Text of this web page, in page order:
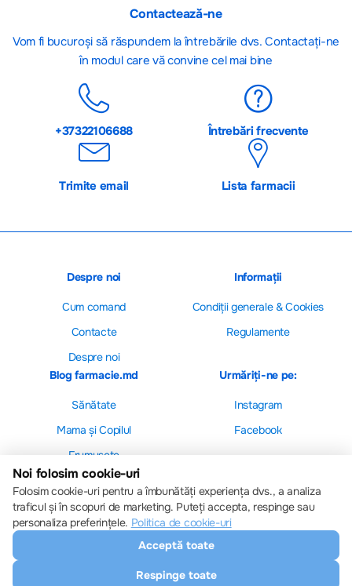
Contactează-ne
Vom fi bucuroși să răspundem la întrebările dvs. Contactați-ne
în modul care vă convine cel mai bine
+37322106688 Întrebări frecvente
Trimite email Lista farmacii
Despre noi
Cum comand
Contacte
Despre noi
Informații
Сondiții generale & Cookies
Regulamente
Blog farmacie.md
Sănătate
Mama și Copilul
Frumusețe
Urmăriți-ne pe:
Instagram
Facebook
Farmacie.md
Setări cookie-uri
Politica de cookie-uri
Noi folosim cookie-uri
Folosim cookie-uri pentru a îmbunătăți experiența dvs., a analiza
traficul și în scopuri de marketing. Puteți accepta, respinge sau
personaliza preferințele. Politica de cookie-uri
Acceptă toate
Respinge toate